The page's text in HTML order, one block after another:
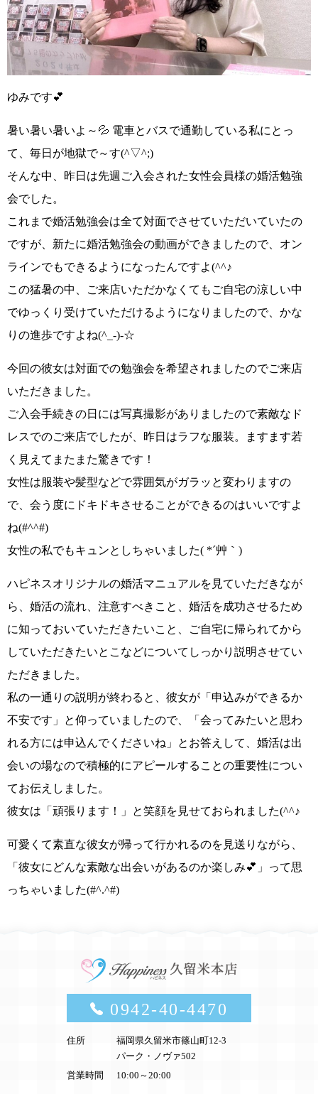
ゆみです💕
暑い暑い暑いよ～💦 電車とバスで通勤している私にとっ
て、毎日が地獄で～す(^▽^;)
そんな中、昨日は先週ご入会された女性会員様の婚活勉強
会でした。
これまで婚活勉強会は全て対面でさせていただいていたの
ですが、新たに婚活勉強会の動画ができましたので、 オン
ラインでもできるようになった んですよ(^^♪
この猛暑の中、ご来店いただかなくても ご自宅の涼しい中
でゆっくり受けていただけるようになりましたので、かな
りの進歩ですよね(^_-)-☆
今回の彼女は対面での勉強会を希望されましたのでご来店
いただきました。
ご入会手続きの日には写真撮影がありましたので素敵なド
レスでのご来店でしたが、昨日はラフな服装。
ますます若
く見えてまたまた驚き です！
女性は服装や髪型などで雰囲気がガラッと変わり ますの
で、 会う度にドキドキさせる ことができるのはいいですよ
ね(#^^#)
女性の私でもキュンとしちゃいました( *´艸｀)
ハピネスオリジナルの婚活マニュアルを見ていただきなが
ら、婚活の流れ、注意すべきこと、婚活を成功させるため
に知っておいていただきたいこと、ご自宅に帰られてから
していただきたいとこなどについてしっかり説明させてい
ただきました。
私の一通りの説明が終わると、彼女が 「申込みができるか
不安です」
と仰っていましたので、
「会ってみたいと思わ
れる方には申込んでくださいね」
とお答えして、婚活は出
会いの場なので積極的にアピールすることの重要性につい
てお伝えしました。
彼女は 「頑張ります！」 と笑顔を見せておられました(^^♪
可愛くて素直な彼女が帰って行かれるのを見送りながら、
「彼女にどんな素敵な出会いがあるのか楽しみ💕」
って思
っちゃいました(#^.^#)
0942-40-4470
住所
福岡県久留米市篠山町12-3
パーク・ノヴァ502
営業時間
10:00～20:00